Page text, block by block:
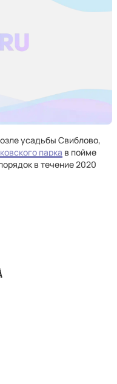
усадьбы Свиблово,
парка в пойме
в течение 2020